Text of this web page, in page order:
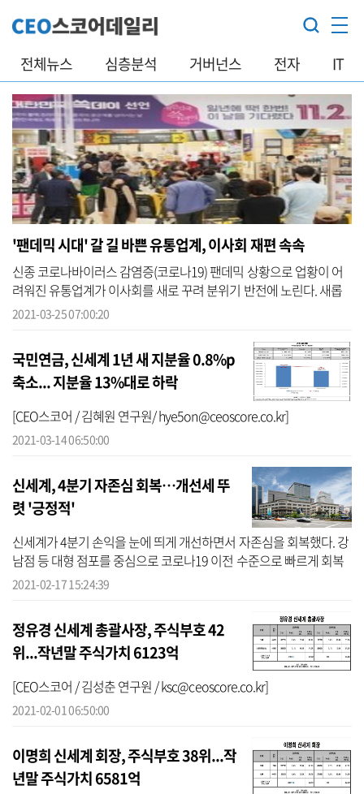
전체뉴스 심층분석 거버넌스 전자 IT
'팬데믹 시대' 갈 길 바쁜 유통업계, 이사회 재편 속속
신종 코로나바이러스 감염증(코로나19) 팬데믹 상황으로 업황이 어
려워진 유통업계가 이사회를 새로 꾸려 분위기 반전에 노린다. 새롭
게 이사회에 참여하는 임원이 어떤 목소리를 낼지 관심이 모아진다.
2021-03-25 07:00:20
국민연금, 신세계 1년 새 지분율 0.8%p
축소... 지분율 13%대로 하락
[CEO스코어 / 김혜원 연구원/ hye5on@ceoscore.co.kr]
2021-03-14 06:50:00
신세계, 4분기 자존심 회복…개선세 뚜
렷 '긍정적'
신세계가 4분기 손익을 눈에 띄게 개선하면서 자존심을 회복했다. 강
남점 등 대형 점포를 중심으로 코로나19 이전 수준으로 빠르게 회복
했다. 자회사 역시 4분기들어 개선세가 뚜렷했다.신세계는 17일 지난
2021-02-17 15:24:39
정유경 신세계 총괄사장, 주식부호 42
위...작년말 주식가치 6123억
[CEO스코어 / 김성춘 연구원 / ksc@ceoscore.co.kr]
2021-02-01 06:50:00
이명희 신세계 회장, 주식부호 38위...작
년말 주식가치 6581억